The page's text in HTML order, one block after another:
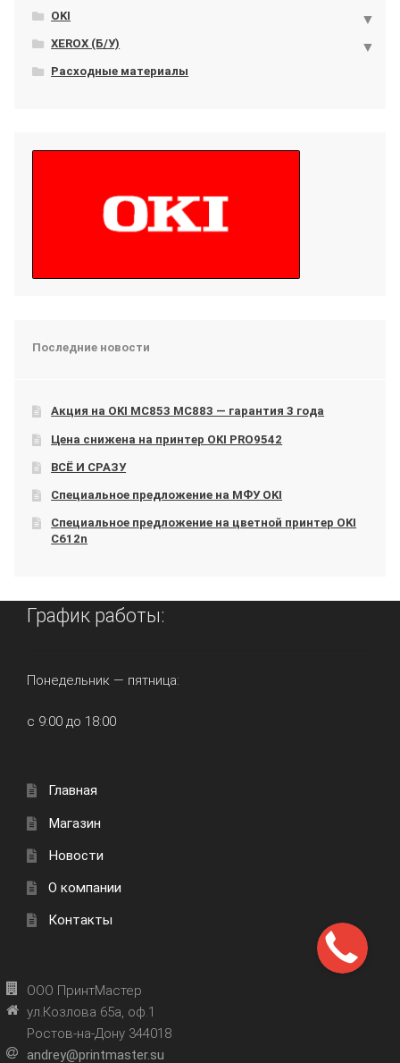
OKI
XEROX (Б/У)
Расходные материалы
Последние новости
Акция на OKI МС853 МС883 — гарантия 3 года
Цена снижена на принтер OKI PRO9542
ВСЁ И СРАЗУ
Специальное предложение на МФУ OKI
Специальное предложение на цветной принтер OKI
C612n
График работы:
Понедельник — пятница:
с 9:00 до 18:00
Главная
Магазин
Новости
О компании
Контакты
ООО ПринтМастер
ул.Козлова 65а, оф.1
Ростов-на-Дону 344018
andrey@printmaster.su